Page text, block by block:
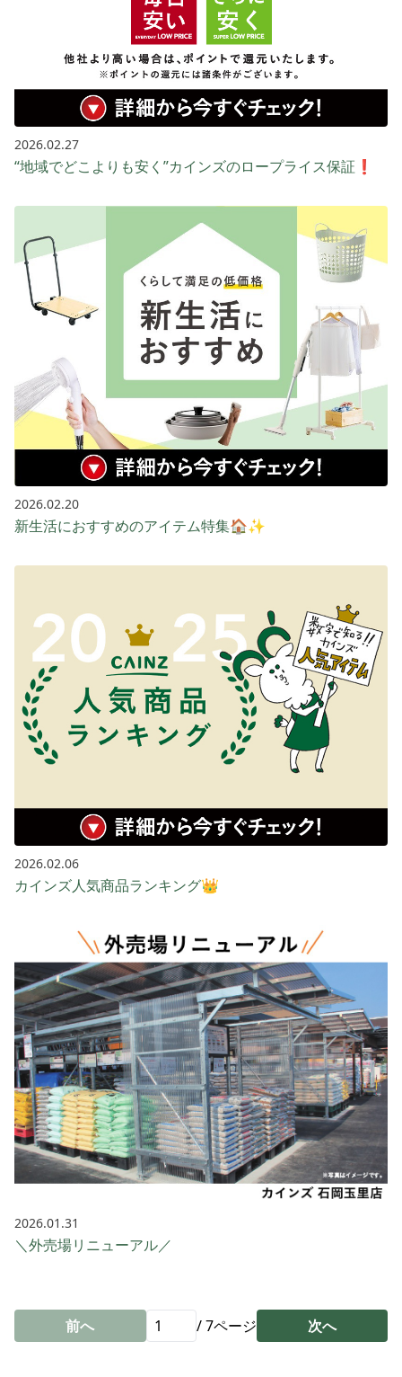
2026.02.27
“地域でどこよりも安く”カインズのロープライス保証❗️
2026.02.20
新生活におすすめのアイテム特集🏠✨
2026.02.06
カインズ人気商品ランキング👑
2026.01.31
＼外売場リニューアル／
前へ /7ページ 次へ